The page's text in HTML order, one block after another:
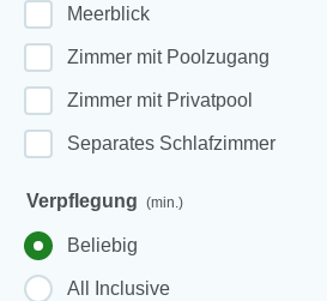
Meerblick
Zimmer mit Poolzugang
Zimmer mit Privatpool
Separates Schlafzimmer
Verpflegung (min.)
Beliebig
All Inclusive